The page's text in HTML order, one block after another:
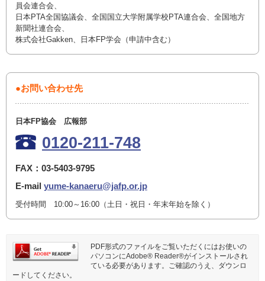
員会連合会、
日本PTA全国協議会、全国国立大学附属学校PTA連合会、全国地方
新聞社連合会、
株式会社Gakken、日本FP学会（申請中含む）
●お問い合わせ先
日本FP協会 広報部
0120-211-748
FAX：03-5403-9795
E-mail yume-kanaeru@jafp.or.jp
受付時間 10:00～16:00（土日・祝日・年末年始を除く）
PDF形式のファイルをご覧いただくにはお使いの
パソコンにAdobe® Reader®がインストールされ
ている必要があります。ご確認のうえ、ダウンロ
ードしてください。